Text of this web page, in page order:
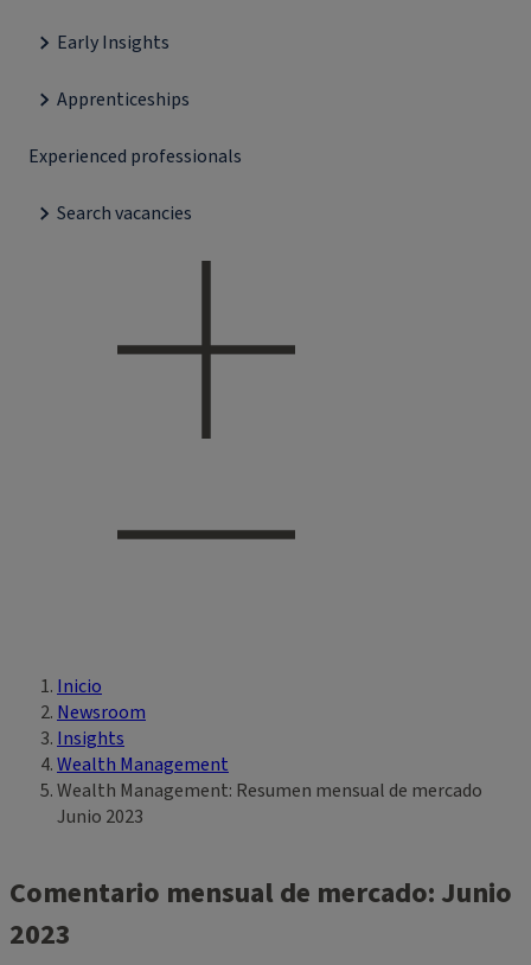
Early Insights
Apprenticeships
Experienced professionals
Search vacancies
Está aquí
Inicio
Newsroom
Insights
Wealth Management
Wealth Management: Resumen mensual de mercado
Junio 2023
Comentario mensual de mercado: Junio
2023